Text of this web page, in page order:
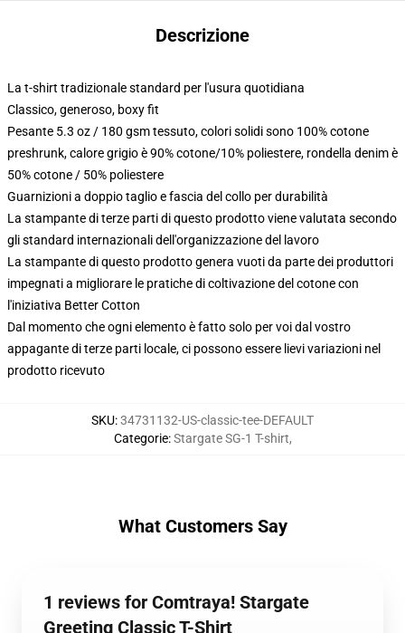
Descrizione
La t-shirt tradizionale standard per l'usura quotidiana
Classico, generoso, boxy fit
Pesante 5.3 oz / 180 gsm tessuto, colori solidi sono 100% cotone
preshrunk, calore grigio è 90% cotone/10% poliestere, rondella denim è
50% cotone / 50% poliestere
Guarnizioni a doppio taglio e fascia del collo per durabilità
La stampante di terze parti di questo prodotto viene valutata secondo
gli standard internazionali dell'organizzazione del lavoro
La stampante di questo prodotto genera vuoti da parte dei produttori
impegnati a migliorare le pratiche di coltivazione del cotone con
l'iniziativa Better Cotton
Dal momento che ogni elemento è fatto solo per voi dal vostro
appagante di terze parti locale, ci possono essere lievi variazioni nel
prodotto ricevuto
SKU:34731132-US-classic-tee-DEFAULT
Categorie:Stargate SG-1 T-shirt,
What Customers Say
1 reviews for Comtraya! Stargate
Greeting Classic T-Shirt